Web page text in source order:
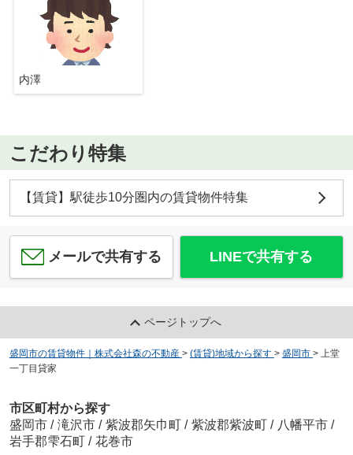
内澤
こだわり特集
【賃貸】駅徒歩10分圏内の賃貸物件特集
メールで共有する LINEで共有する
ページトップへ
盛岡市の賃貸物件｜株式会社森の不動産 > (賃貸)地域から探す > 盛岡市 > 上堂
一丁目貸家
市区町村から探す
盛岡市 / 滝沢市 / 紫波郡矢巾町 / 紫波郡紫波町 / 八幡平市 /
岩手郡雫石町 / 花巻市